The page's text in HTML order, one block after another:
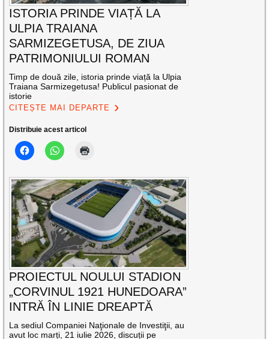
ISTORIA PRINDE VIAȚĂ LA
ULPIA TRAIANA
SARMIZEGETUSA, DE ZIUA
PATRIMONIULUI ROMAN
Timp de două zile, istoria prinde viață la Ulpia
Traiana Sarmizegetusa! Publicul pasionat de
istorie
CITEȘTE MAI DEPARTE
Distribuie acest articol
PROIECTUL NOULUI STADION
„CORVINUL 1921 HUNEDOARA”
INTRĂ ÎN LINIE DREAPTĂ
La sediul Companiei Naţionale de Investiţii, au
avut loc marți, 21 iulie 2026, discuții pe